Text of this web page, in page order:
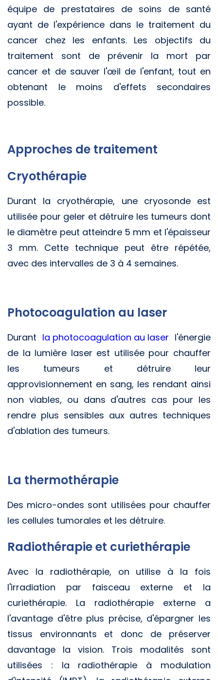
équipe de prestataires de soins de santé
ayant de l'expérience dans le traitement du
cancer chez les enfants. Les objectifs du
traitement sont de prévenir la mort par
cancer et de sauver l'œil de l'enfant, tout en
obtenant le moins d'effets secondaires
possible.
Approches de traitement
Cryothérapie
Durant la cryothérapie, une cryosonde est
utilisée pour geler et détruire les tumeurs dont
le diamètre peut atteindre 5 mm et l'épaisseur
3 mm. Cette technique peut être répétée,
avec des intervalles de 3 à 4 semaines.
Photocoagulation au laser
Durant la photocoagulation au laser l'énergie
de la lumière laser est utilisée pour chauffer
les tumeurs et détruire leur
approvisionnement en sang, les rendant ainsi
non viables, ou dans d'autres cas pour les
rendre plus sensibles aux autres techniques
d'ablation des tumeurs.
La thermothérapie
Des micro-ondes sont utilisées pour chauffer
les cellules tumorales et les détruire.
Radiothérapie et curiethérapie
Avec la radiothérapie, on utilise à la fois
l'irradiation par faisceau externe et la
curiethérapie. La radiothérapie externe a
l'avantage d'être plus précise, d'épargner les
tissus environnants et donc de préserver
davantage la vision. Trois modalités sont
utilisées : la radiothérapie à modulation